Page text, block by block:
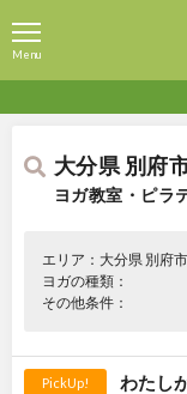
Menu
大分県 別府
ヨガ教室・ピラ
エリア：大分県 別府市
ヨガの種類：
その他条件：
PickUp!
わたし